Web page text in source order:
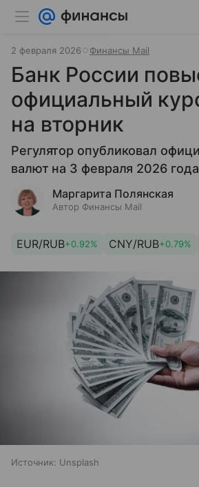
2 февраля 2026 Финансы Mail
Банк России
официальный
на вторник
Регулятор опубликовал
валют на 3 февраля 2026
Маргарита Полянская
Автор Финансы Mail
EUR/RUB+0.92% CNY/RUB+0.79%
Источник: Unsplash